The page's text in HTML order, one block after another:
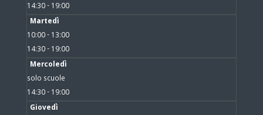
14:30 - 19:00
Martedì
10:00 - 13:00
14:30 - 19:00
Mercoledì
solo scuole
14:30 - 19:00
Giovedì